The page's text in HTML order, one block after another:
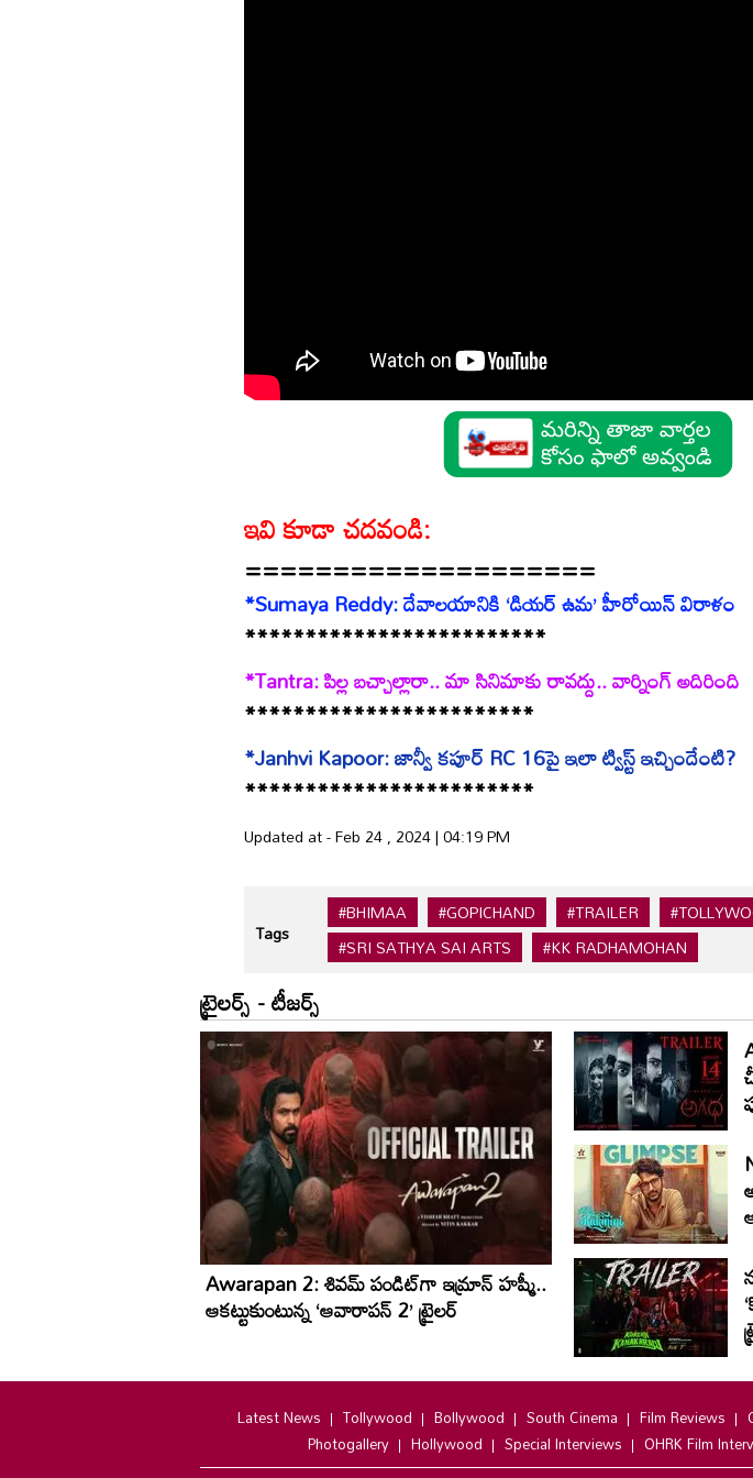
ఇవి కూడా చదవండి:
====================
*Sumaya Reddy: దేవాలయానికి ‘డియర్ ఉమ’ హీరోయిన్ విరాళం
*************************
*Tantra: పిల్ల బచ్చాల్లారా.. మా సినిమాకు రావద్దు.. వార్నింగ్ అదిరింది
************************
*Janhvi Kapoor: జాన్వీ కపూర్‌ RC 16పై ఇలా ట్విస్ట్ ఇచ్చిందేంటి?
************************
Updated at - Feb 24 , 2024 | 04:19 PM
Tags
#BHIMAA #GOPICHAND #TRAILER
#SRI SATHYA SAI ARTS
#KK RADHAMOHAN
ట్రైలర్స్ - టీజర్స్
Awarapan 2: శివమ్ పండిట్‌గా ఇమ్రాన్ హష్మీ..
ఆకట్టుకుంటున్న ‘ఆవారాపన్ 2’ ట్రైలర్
Latest News Tollywood Bollywood South Cinema Film Reviews
Photogallery
Hollywood Special Interviews OHRK Film